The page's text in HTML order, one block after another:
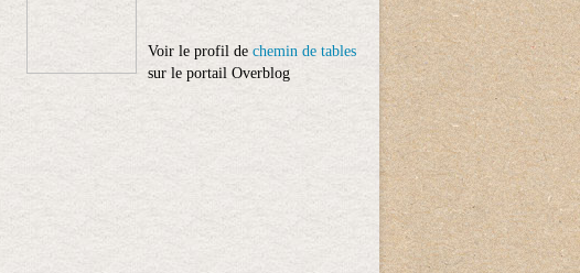
Voir le profil de chemin de tables
sur le portail Overblog